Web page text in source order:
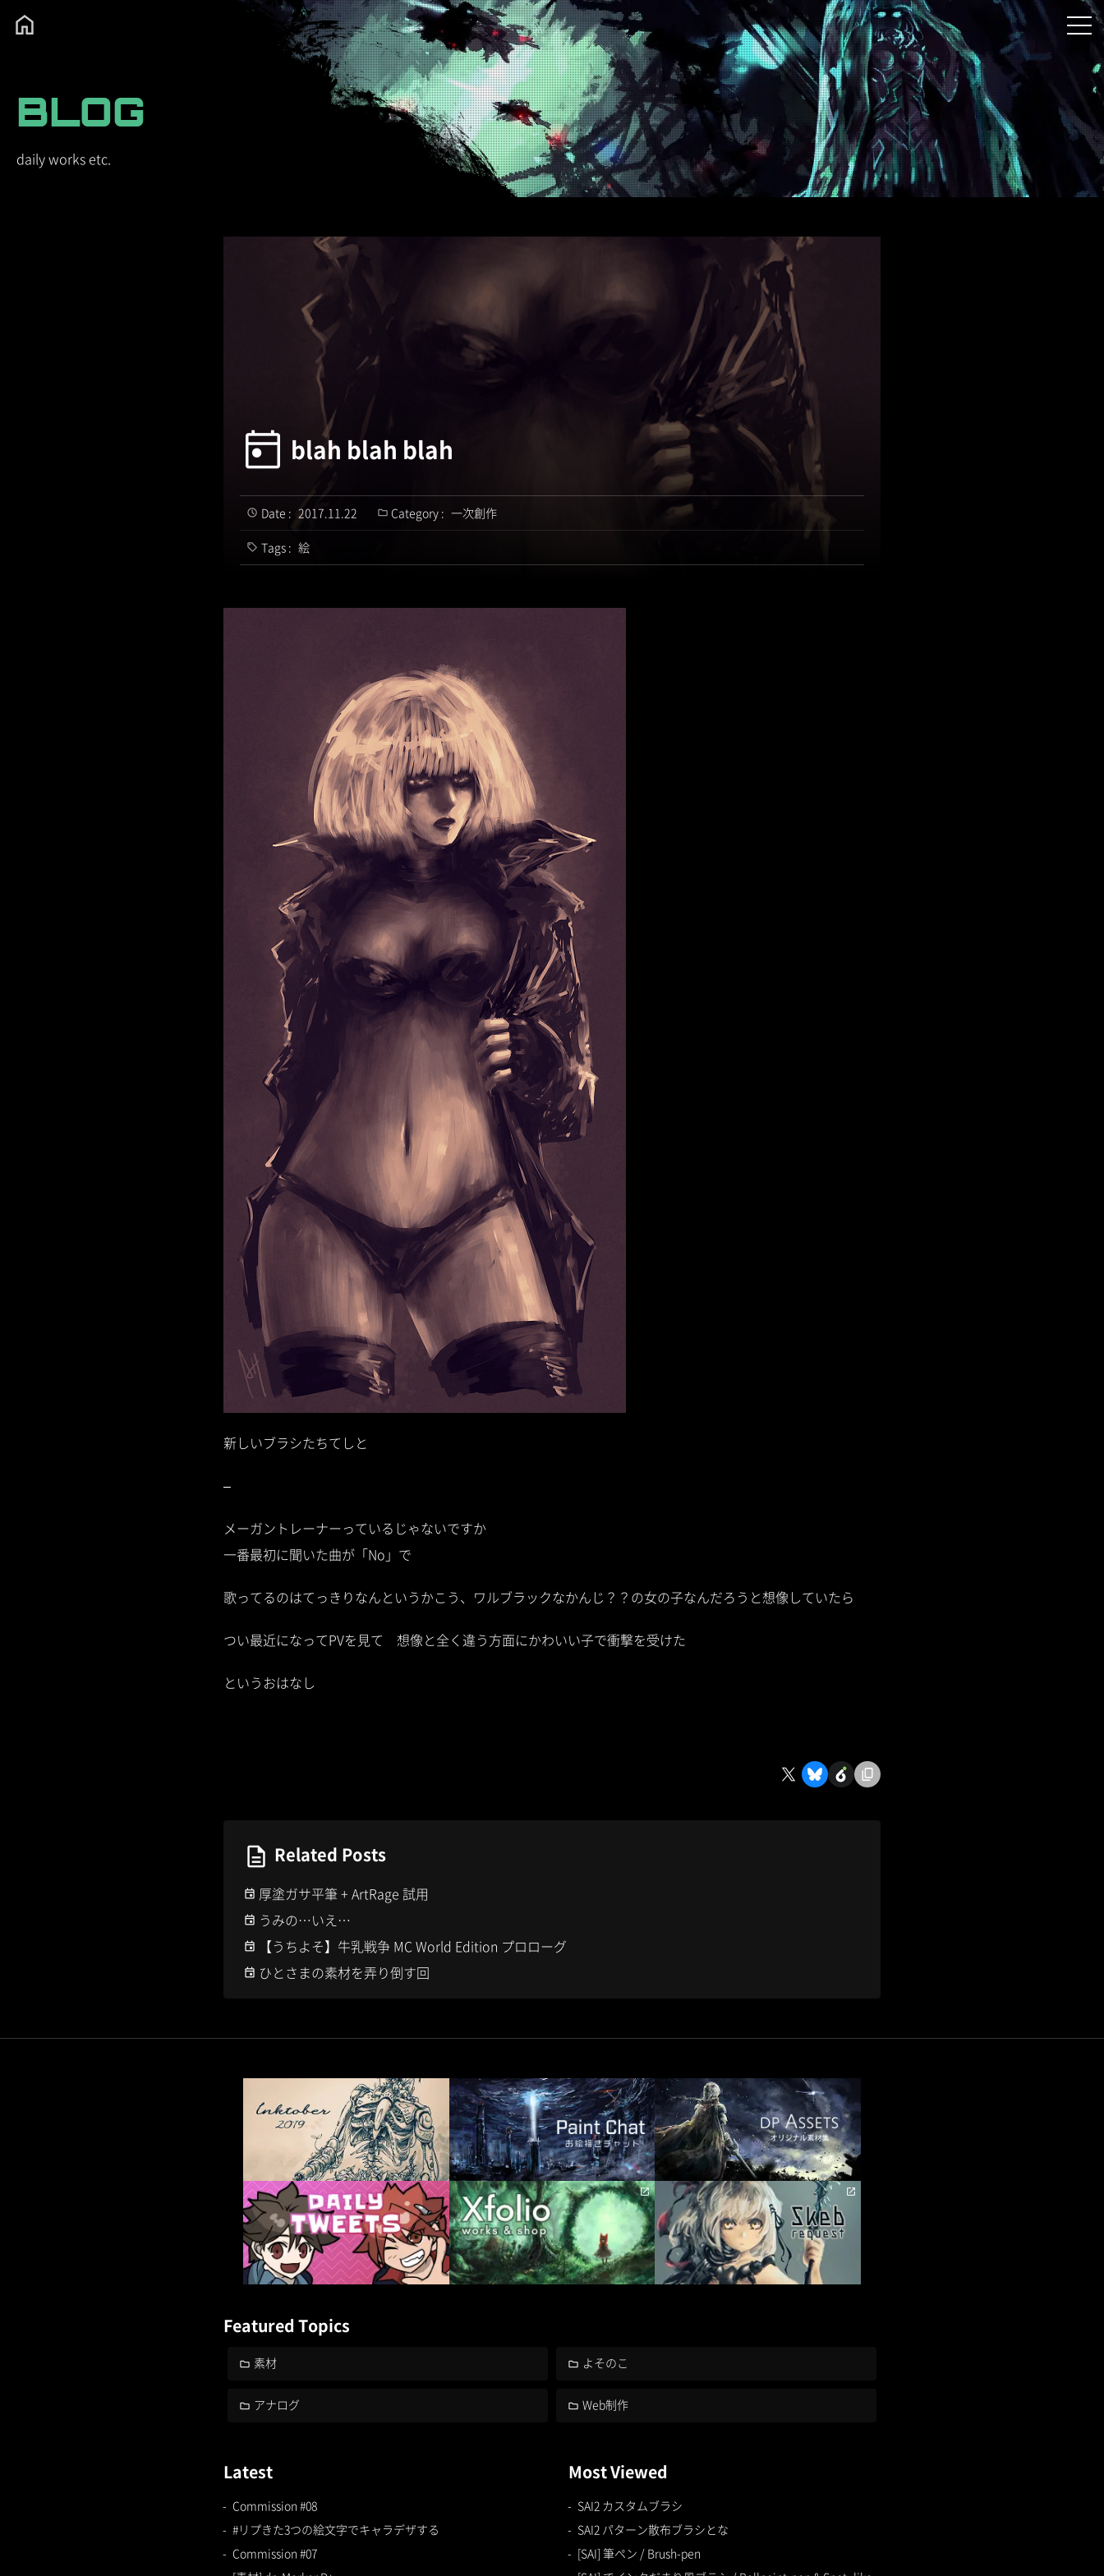
BLOG
daily works etc.
blah blah blah
Date : 2017.11.22 Category : 一次創作
Tags : 絵
新しいブラシたちてしと
–
メーガントレーナーっているじゃないですか
一番最初に聞いた曲が「No」で
歌ってるのはてっきりなんというかこう、ワルブラックなかんじ？？の女の子なんだろうと想像していたら
つい最近になってPVを見て 想像と全く違う方面にかわいい子で衝撃を受けた
というおはなし
Related Posts
厚塗ガサ平筆 + ArtRage 試用
うみの…いえ…
【うちよそ】牛乳戦争 MC World Edition プロローグ
ひとさまの素材を弄り倒す回
Featured Topics
素材 よそのこ
アナログ Web制作
Latest
Commission #08
#リプきた3つの絵文字でキャラデザする
Commission #07
Most Viewed
SAI2 カスタムブラシ
SAI2 パターン散布ブラシとな
[SAI] 筆ペン / Brush-pen